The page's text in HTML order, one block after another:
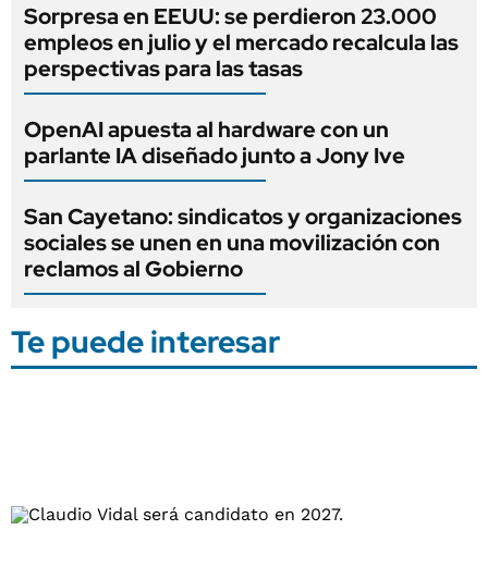
Sorpresa en EEUU: se perdieron 23.000
empleos en julio y el mercado recalcula las
perspectivas para las tasas
OpenAI apuesta al hardware con un
parlante IA diseñado junto a Jony Ive
San Cayetano: sindicatos y organizaciones
sociales se unen en una movilización con
reclamos al Gobierno
Te puede interesar